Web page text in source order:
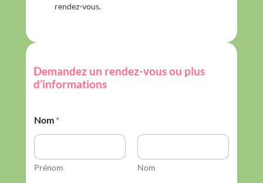
rendez-vous.
Demandez un rendez-vous ou plus
d’informations
Nom *
Prénom Nom